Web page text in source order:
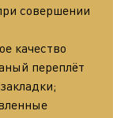
совершении
качество
переплёт